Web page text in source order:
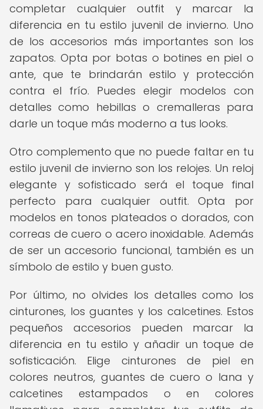
completar cualquier outfit y marcar la
diferencia en tu estilo juvenil de invierno. Uno
de los accesorios más importantes son los
zapatos. Opta por botas o botines en piel o
ante, que te brindarán estilo y protección
contra el frío. Puedes elegir modelos con
detalles como hebillas o cremalleras para
darle un toque más moderno a tus looks.
Otro complemento que no puede faltar en tu
estilo juvenil de invierno son los relojes. Un reloj
elegante y sofisticado será el toque final
perfecto para cualquier outfit. Opta por
modelos en tonos plateados o dorados, con
correas de cuero o acero inoxidable. Además
de ser un accesorio funcional, también es un
símbolo de estilo y buen gusto.
Por último, no olvides los detalles como los
cinturones, los guantes y los calcetines. Estos
pequeños accesorios pueden marcar la
diferencia en tu estilo y añadir un toque de
sofisticación. Elige cinturones de piel en
colores neutros, guantes de cuero o lana y
calcetines estampados o en colores